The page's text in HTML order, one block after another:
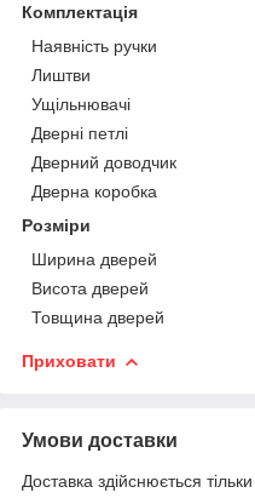
Комплектація
Наявність ручки
Лиштви
Ущільнювачі
Дверні петлі
Дверний доводчик
Дверна коробка
Розміри
Ширина дверей
Висота дверей
Товщина дверей
Приховати
Умови доставки
Доставка здійснюється